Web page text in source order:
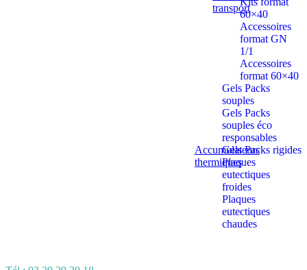
transport
60×40
Accessoires
format GN
1/1
Accessoires
format 60×40
Accumulateurs
thermiques
Gels Packs
souples
Gels Packs
souples éco
responsables
Gels Packs rigides
Plaques
eutectiques
froides
Plaques
eutectiques
chaudes